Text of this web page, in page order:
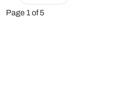
Page 1 of 5